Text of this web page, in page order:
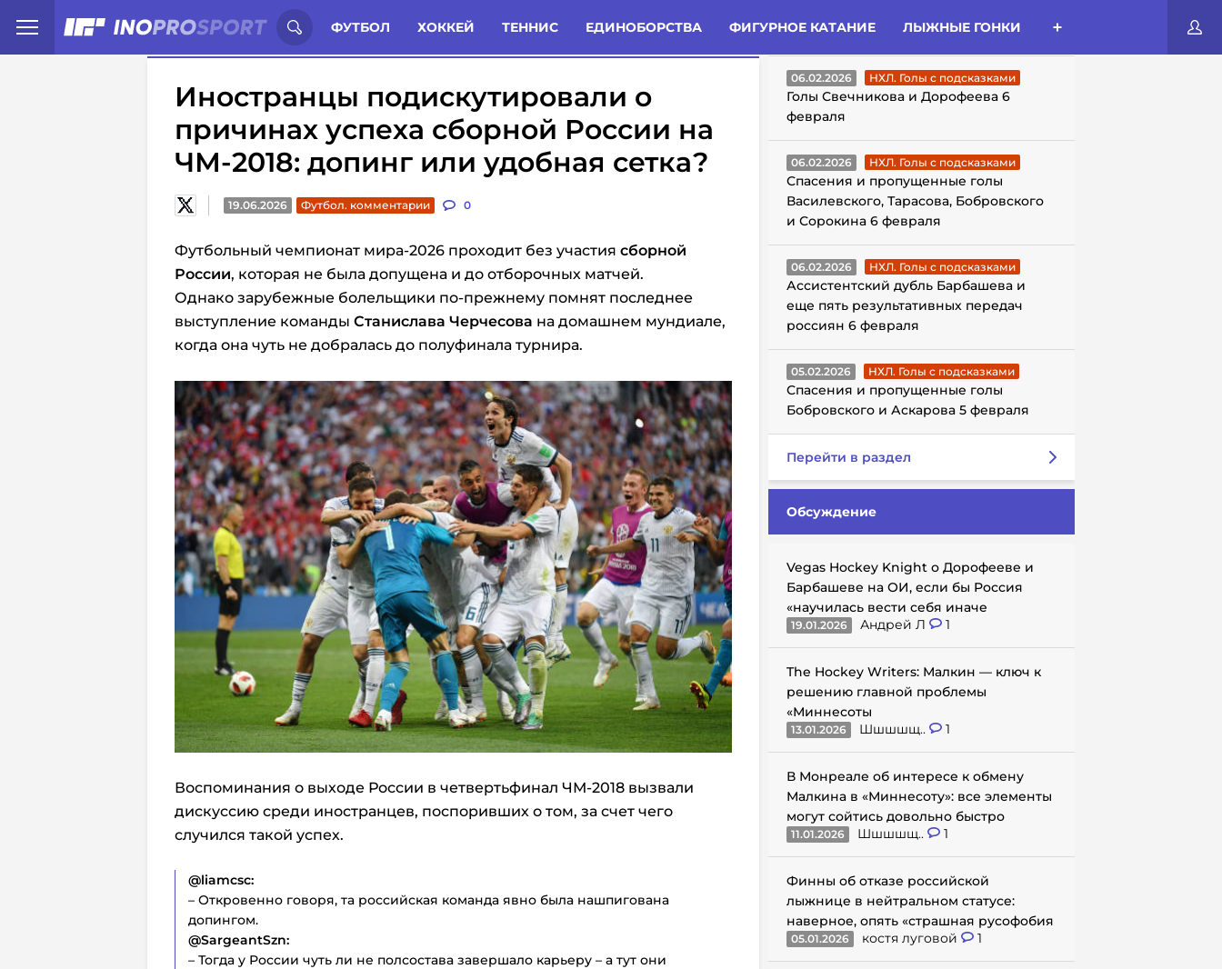
ФУТБОЛ ХОККЕЙ ТЕННИС ЕДИНОБОРСТВА ФИГУРНОЕ КАТАНИЕ ЛЫЖНЫЕ ГОНКИ
Иностранцы о спорте России: Статьи Комменты Новости
Иностранцы подискутировали о
причинах успеха сборной России на
ЧМ-2018: допинг или удобная сетка?
19.06.2026 Футбол. комментарии 0
Футбольный чемпионат мира-2026 проходит без участия сборной
России, которая не была допущена и до отборочных матчей.
Однако зарубежные болельщики по-прежнему помнят последнее
выступление команды Станислава Черчесова на домашнем мундиале,
когда она чуть не добралась до полуфинала турнира.
Воспоминания о выходе России в четвертьфинал ЧМ-2018 вызвали
дискуссию среди иностранцев, поспоривших о том, за счет чего
случился такой успех.
@liamcsc:
– Откровенно говоря, та российская команда явно была нашпигована
допингом.
@SargeantSzn:
– Тогда у России чуть ли не полсостава завершало карьеру – а тут они
ГОЛЫ С ПОДСКАЗКАМИ
06.02.2026 НХЛ. Голы с подсказками
Голы Свечникова и Дорофеева 6
февраля
06.02.2026 НХЛ. Голы с подсказками
Спасения и пропущенные голы
Василевского, Тарасова, Бобровского
и Сорокина 6 февраля
06.02.2026 НХЛ. Голы с подсказками
Ассистентский дубль Барбашева и
еще пять результативных передач
россиян 6 февраля
05.02.2026 НХЛ. Голы с подсказками
Спасения и пропущенные голы
Бобровского и Аскарова 5 февраля
Перейти в раздел
Обсуждение
Vegas Hockey Knight о Дорофееве и
Барбашеве на ОИ, если бы Россия
«научилась вести себя иначе
19.01.2026 Андрей Л 1
The Hockey Writers: Малкин — ключ к
решению главной проблемы
«Миннесоты
13.01.2026 Шшшшщ.. 1
В Монреале об интересе к обмену
Малкина в «Миннесоту»: все элементы
могут сойтись довольно быстро
11.01.2026 Шшшшщ.. 1
Финны об отказе российской
лыжнице в нейтральном статусе:
наверное, опять «страшная русофобия
05.01.2026 костя луговой 1